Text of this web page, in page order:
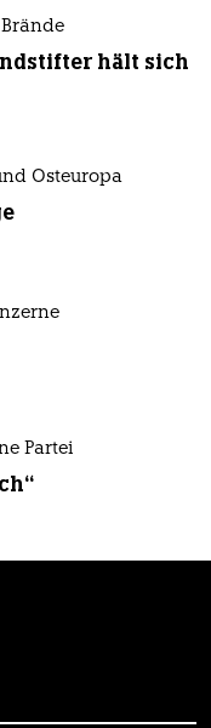
hält sich
Osteuropa
Partei